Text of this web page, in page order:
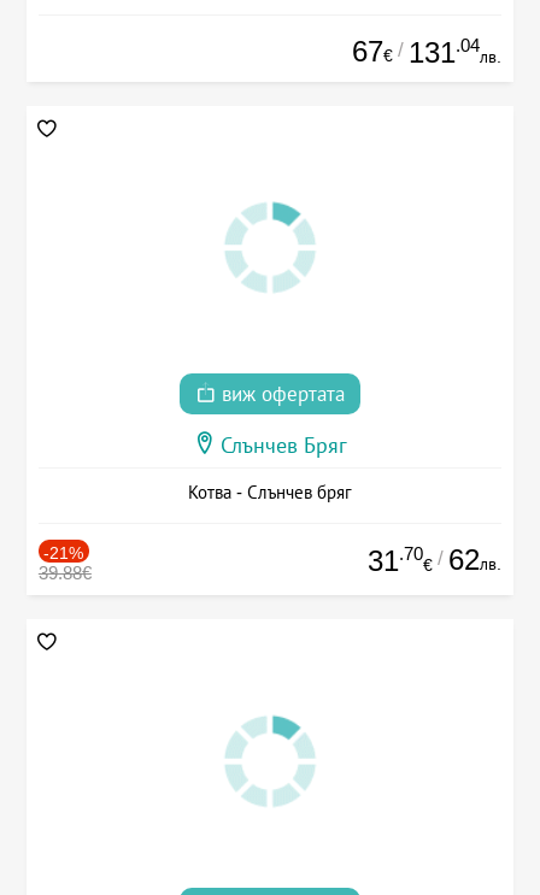
67€ / 131.04
лв.
виж офертата
Слънчев Бряг
Котва - Слънчев бряг
-21%
39.88€ 31.70
€ / 62лв.